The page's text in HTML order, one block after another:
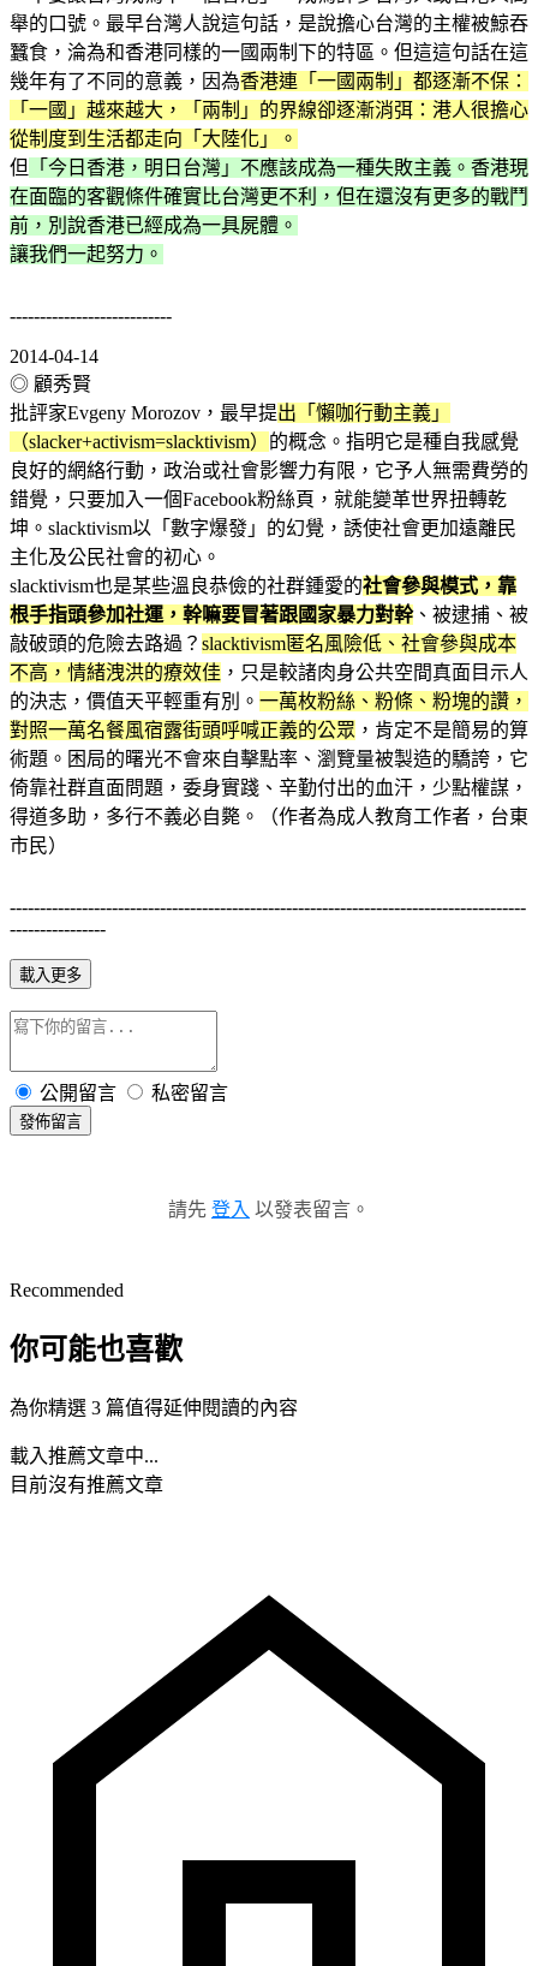
舉的口號。最早台灣人說這句話，是說擔心台灣的主權被鯨吞
蠶食，淪為和香港同樣的一國兩制下的特區。但這這句話在這
幾年有了不同的意義，因為香港連「一國兩制」都逐漸不保：
「一國」越來越大，「兩制」的界線卻逐漸消弭：港人很擔心
從制度到生活都走向「大陸化」。
但 「今日香港，明日台灣」不應該成為一種失敗主義。香港現
在面臨的客觀條件確實比台灣更不利，但在還沒有更多的戰鬥
前，別說香港已經成為一具屍體。
讓我們一起努力。
---------------------------
2014-04-14
◎ 顧秀賢
批評家Evgeny Morozov，最早提出「懶咖行動主義」
（slacker+activism=slacktivism） 的概念。指明它是種自我感覺
良好的網絡行動，政治或社會影響力有限，它予人無需費勞的
錯覺，只要加入一個Facebook粉絲頁，就能變革世界扭轉乾
坤。slacktivism以「數字爆發」的幻覺，誘使社會更加遠離民
主化及公民社會的初心。
slacktivism也是某些溫良恭儉的社群鍾愛的社會參與模式，靠
根手指頭參加社運，幹嘛要冒著跟國家暴力對幹、被逮捕、被
敲破頭的危險去路過？ slacktivism匿名風險低、社會參與成本
不高，情緒洩洪的療效佳 ，只是較諸肉身公共空間真面目示人
的決志，價值天平輕重有別。 一萬枚粉絲、粉條、粉塊的讚，
對照一萬名餐風宿露街頭呼喊正義的公眾 ，肯定不是簡易的算
術題。困局的曙光不會來自擊點率、瀏覽量被製造的驕誇，它
倚靠社群直面問題，委身實踐、辛勤付出的血汗，少點權謀，
得道多助，多行不義必自斃。（作者為成人教育工作者，台東
市民）
--------------------------------------------------------------------------------------
----------------
載入更多
公開留言 私密留言
發佈留言
請先 登入 以發表留言。
Recommended
你可能也喜歡
為你精選 3 篇值得延伸閱讀的內容
載入推薦文章中...
目前沒有推薦文章